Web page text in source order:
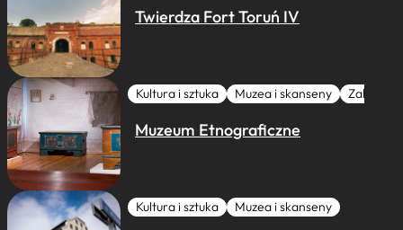
Twierdza Fort Toruń IV
Kultura i sztuka Muzea i skanseny Zabytki I
Muzeum Etnograficzne
Kultura i sztuka Muzea i skanseny